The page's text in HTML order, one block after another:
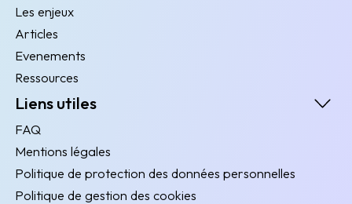
Les enjeux
Articles
Evenements
Ressources
Liens utiles
FAQ
Mentions légales
Politique de protection des données personnelles
Politique de gestion des cookies